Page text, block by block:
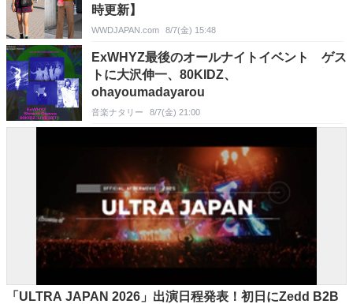
時更新】
WWDJAPAN.com 8/7(金) 15:48
ExWHYZ最後のオールナイトイベント ゲス
トに大沢伸一、80KIDZ、
ohayoumadayarou
音楽ナタリー 8/7(金) 21:00
「ULTRA JAPAN 2026」出演日程発表！初日にZedd B2B